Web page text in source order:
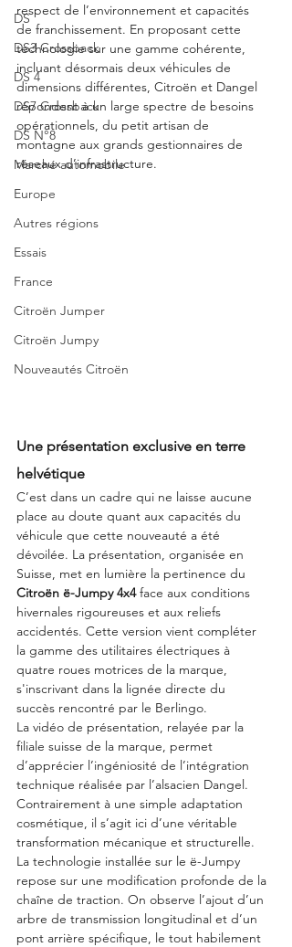
DS
DS3 Crossback
DS 4
DS7 Crossback
DS N°8
Marché automobile
Europe
Autres régions
Essais
France
Citroën Jumper
Citroën Jumpy
Nouveautés Citroën
respect de l’environnement et capacités
de franchissement. En proposant cette
technologie sur une gamme cohérente,
incluant désormais deux véhicules de
dimensions différentes, Citroën et Dangel
répondent à un large spectre de besoins
opérationnels, du petit artisan de
montagne aux grands gestionnaires de
réseaux d’infrastructure.
Une présentation exclusive en terre
helvétique
C’est dans un cadre qui ne laisse aucune
place au doute quant aux capacités du
véhicule que cette nouveauté a été
dévoilée. La présentation, organisée en
Suisse, met en lumière la pertinence du
Citroën ë-Jumpy 4x4 face aux conditions
hivernales rigoureuses et aux reliefs
accidentés. Cette version vient compléter
la gamme des utilitaires électriques à
quatre roues motrices de la marque,
s'inscrivant dans la lignée directe du
succès rencontré par le Berlingo.
La vidéo de présentation, relayée par la
filiale suisse de la marque, permet
d’apprécier l’ingéniosité de l’intégration
technique réalisée par l’alsacien Dangel.
Contrairement à une simple adaptation
cosmétique, il s’agit ici d’une véritable
transformation mécanique et structurelle.
La technologie installée sur le ë-Jumpy
repose sur une modification profonde de la
chaîne de traction. On observe l’ajout d’un
arbre de transmission longitudinal et d’un
pont arrière spécifique, le tout habilement